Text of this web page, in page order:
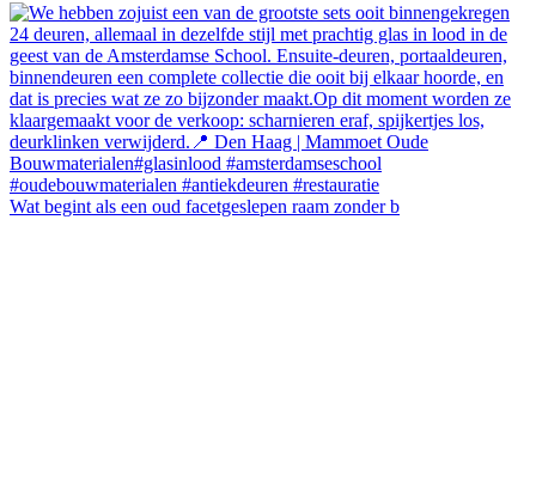
Wat begint als een oud facetgeslepen raam zonder b